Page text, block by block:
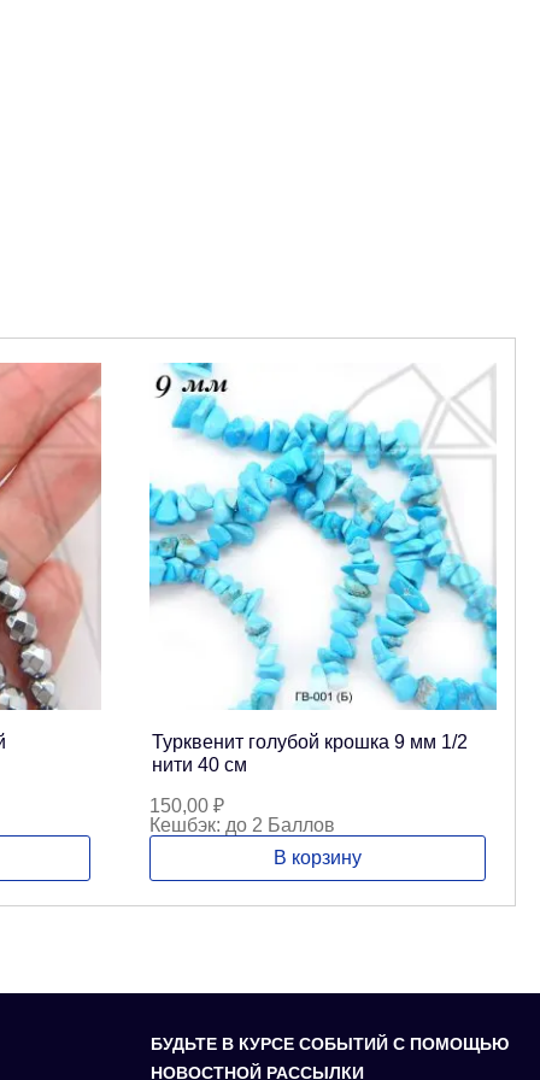
Турквенит голубой крошка 9 мм 1/2
нити 40 см
150,00 ₽
Кешбэк: до 2 Баллов
В корзину
БУДЬТЕ В КУРСЕ СОБЫТИЙ С ПОМОЩЬЮ
НОВОСТНОЙ РАССЫЛКИ